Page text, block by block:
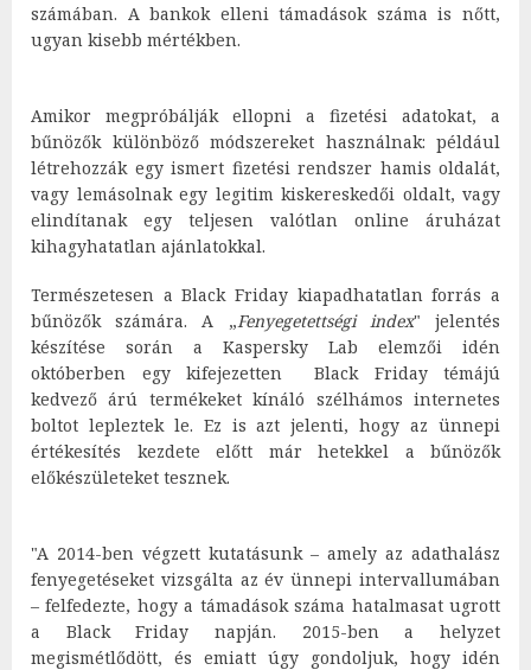
számában. A bankok elleni támadások száma is nőtt,
ugyan kisebb mértékben.
Amikor megpróbálják ellopni a fizetési adatokat, a
bűnözők különböző módszereket használnak: például
létrehozzák egy ismert fizetési rendszer hamis oldalát,
vagy lemásolnak egy legitim kiskereskedői oldalt, vagy
elindítanak egy teljesen valótlan online áruházat
kihagyhatatlan ajánlatokkal.
Természetesen a Black Friday kiapadhatatlan forrás a
bűnözők számára. A „Fenyegetettségi index" jelentés
készítése során a Kaspersky Lab elemzői idén
októberben egy kifejezetten Black Friday témájú
kedvező árú termékeket kínáló szélhámos internetes
boltot lepleztek le. Ez is azt jelenti, hogy az ünnepi
értékesítés kezdete előtt már hetekkel a bűnözők
előkészületeket tesznek.
"A 2014-ben végzett kutatásunk – amely az adathalász
fenyegetéseket vizsgálta az év ünnepi intervallumában
– felfedezte, hogy a támadások száma hatalmasat ugrott
a Black Friday napján. 2015-ben a helyzet
megismétlődött, és emiatt úgy gondoljuk, hogy idén